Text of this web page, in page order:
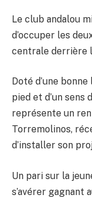
Le club andalou
d’occuper les
centrale derrière
Doté d’une
pied et d’un sens
représente un
Torremolinos,
d’installer son
Un pari sur la
s’avérer gagnant